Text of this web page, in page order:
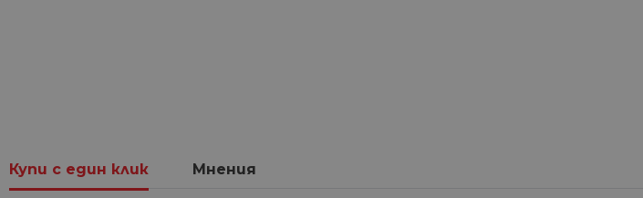
Купи с един клик Мнения